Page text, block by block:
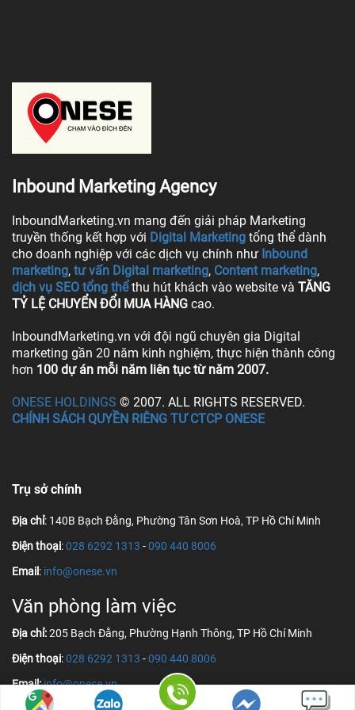
Inbound Marketing Agency
InboundMarketing.vn mang đến giải pháp Marketing
truyền thống kết hợp với Digital Marketing tổng thể dành
cho doanh nghiệp với các dịch vụ chính như Inbound
marketing, tư vấn Digital marketing, Content marketing,
dịch vụ SEO tổng thể thu hút khách vào website và TĂNG
TỶ LỆ CHUYỂN ĐỔI MUA HÀNG cao.
InboundMarketing.vn với đội ngũ chuyên gia Digital
marketing gần 20 năm kinh nghiệm, thực hiện thành công
hơn 100 dự án mỗi năm liên tục từ năm 2007.
ONESE HOLDINGS © 2007. ALL RIGHTS RESERVED.
CHÍNH SÁCH QUYỀN RIÊNG TƯ CTCP ONESE
Trụ sở chính
Địa chỉ: 140B Bạch Đằng, Phường Tân Sơn Hoà, TP Hồ Chí Minh
Điện thoại:028 6292 1313 -090 440 8006
Email : info@onese.vn
Văn phòng làm việc
Địa chỉ:205 Bạch Đằng, Phường Hạnh Thông, TP Hồ Chí Minh
Điện thoại:028 6292 1313 -090 440 8006
Email:info@onese.vn